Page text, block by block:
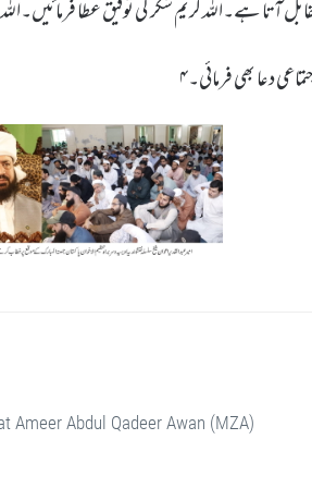
آتا ہے۔اللہ کریم شکر کی توفیق عطا
دعا بھی فرمائی۔۴
Ameer Abdul Qadeer Awan (MZA)